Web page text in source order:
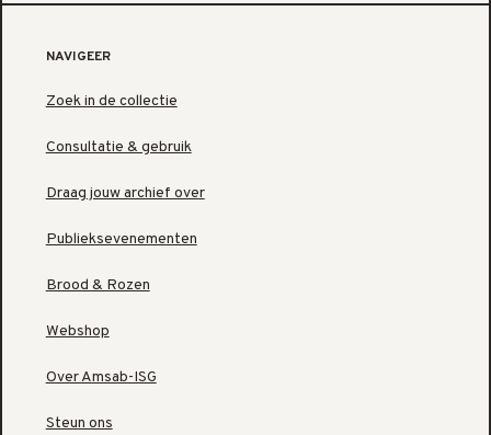
NAVIGEER
Zoek in de collectie
Consultatie & gebruik
Draag jouw archief over
Publieksevenementen
Brood & Rozen
Webshop
Over Amsab-ISG
Steun ons